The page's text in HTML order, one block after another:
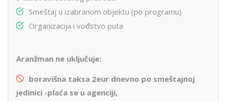
Smeštaj u izabranom objektu (po programu)
Organizacija i vođstvo puta
Aranžman ne uključuje:
boravišna taksa 2eur dnevno po smeštajnoj
jedinici -plaća se u agenciji,